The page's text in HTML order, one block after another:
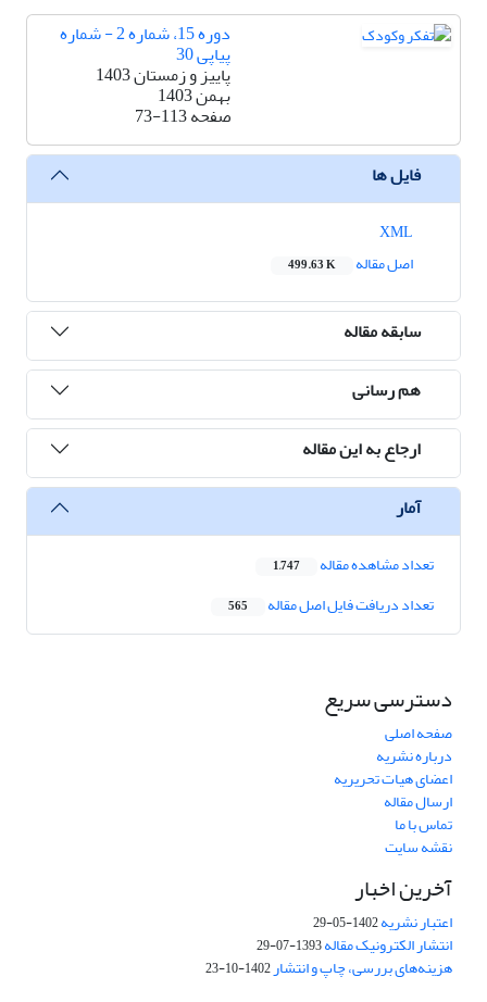
دوره 15، شماره 2 - شماره
پیاپی 30
پاییز و زمستان 1403
بهمن 1403
صفحه73-113
فایل ها
اصل مقاله
499.63 K
سابقه مقاله
هم رسانی
ارجاع به این مقاله
آمار
تعداد مشاهده مقاله 1,747
تعداد دریافت فایل اصل مقاله 565
دسترسی سریع
صفحه اصلی
درباره نشریه
اعضای هیات تحریریه
ارسال مقاله
تماس با ما
نقشه سایت
آخرین اخبار
اعتبار نشریه1402-05-29
انتشار الکترونیک مقاله1393-07-29
هزینه‌های بررسی، چاپ و انتشار1402-10-23